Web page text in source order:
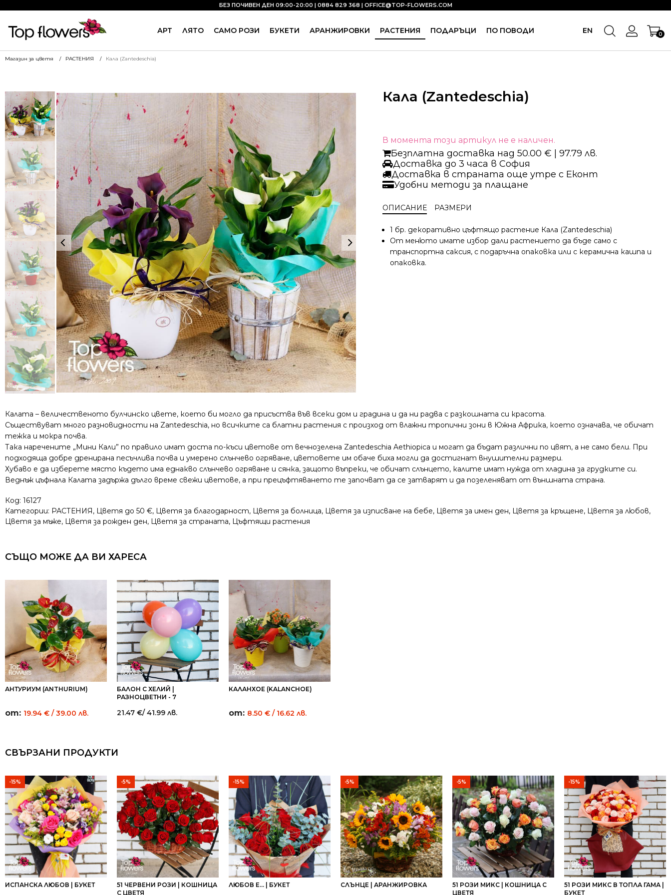
АРТ ЛЯТО САМО РОЗИ БУКЕТИ АРАНЖИРОВКИ РАСТЕНИЯ ПОДАРЪЦИ ПО ПОВОДИ EN 0
БЕЗ ПОЧИВЕН ДЕН 09:00-20:00 | 0884 829 368 | OFFICE@TOP-FLOWERS.COM
Магазин за цветя РАСТЕНИЯ Кала (Zantedeschia)
Кала (Zantedeschia)
В момента този артикул не е наличен.
Безплатна доставка над 50.00 € | 97.79 лв.
Доставка до 3 часа в София
Доставка в страната още утре с Еконт
Удобни методи за плащане
ОПИСАНИЕ РАЗМЕРИ
1 бр. декоративно цъфтящо растение Кала (Zantedeschia)
От менюто имате избор дали растението да бъде само с
транспортна саксия, с подаръчна опаковка или с керамична кашпа и
опаковка.
Калата – величественото булчинско цвете, което би могло да присъства във всеки дом и градина и да ни радва с разкошната си красота.
Съществуват много разновидности на Zantedeschia, но всичките са блатни растения с произход от влажни тропични зони в Южна Африка, което означава, че обичат
тежка и мокра почва.
Така наречените „Мини Кали” по правило имат доста по-къси цветове от вечнозелена Zantedeschia Aethiopica и могат да бъдат различни по цвят, а не само бели. При
подходяща добре дренирана песъчлива почва и умерено слънчево огряване, цветовете им обаче биха могли да достигнат внушителни размери.
Хубаво е да изберете място където има еднакво слънчево огряване и сянка, защото въпреки, че обичат слънцето, калите имат нужда от хладина за грудките си.
Веднъж цъфнала Калата задържа дълго време свежи цветове, а при прецъфтяването те започват да се затварят и да позеленяват от външната страна.
Код: 16127
Категории: РАСТЕНИЯ, Цветя до 50 €, Цветя за благодарност, Цветя за болница, Цветя за изписване на бебе, Цветя за имен ден, Цветя за кръщене, Цветя за любов,
Цветя за мъже, Цветя за рожден ден, Цветя за страната, Цъфтящи растения
СЪЩО МОЖЕ ДА ВИ ХАРЕСА
АНТУРИУМ (ANTHURIUM)
от: 19.94 € / 39.00 лв.
БАЛОН С ХЕЛИЙ |
РАЗНОЦВЕТНИ - 7
21.47 €/ 41.99 лв.
КАЛАНХОЕ (KALANCHOE)
от: 8.50 € / 16.62 лв.
СВЪРЗАНИ ПРОДУКТИ
-15%
ИСПАНСКА ЛЮБОВ | БУКЕТ
-5%
51 ЧЕРВЕНИ РОЗИ | КОШНИЦА
С ЦВЕТЯ
-15%
ЛЮБОВ Е... | БУКЕТ
-5%
СЛЪНЦЕ | АРАНЖИРОВКА
-5%
51 РОЗИ МИКС | КОШНИЦА С
ЦВЕТЯ
-15%
51 РОЗИ МИКС В ТОПЛА ГАМА |
БУКЕТ